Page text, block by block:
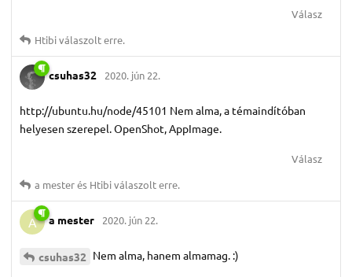
Válasz
Htibiválaszolt erre.
csuhas32 2020. jún 22.
http://ubuntu.hu/node/45101 Nem alma, a témaindítóban
helyesen szerepel. OpenShot, AppImage.
Válasz
a mesterés Htibiválaszolt erre.
A a mester 2020. jún 22.
csuhas32 Nem alma, hanem almamag. :)